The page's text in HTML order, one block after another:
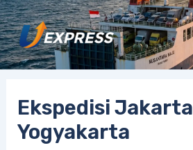
Lewati
ke
konten
Ekspedisi Jakarta
Yogyakarta